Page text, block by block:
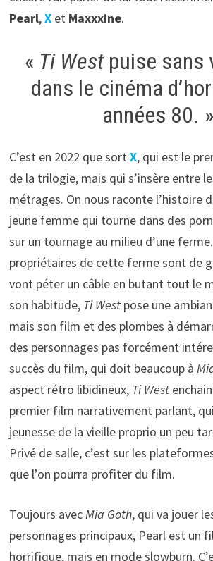
Pearl,Xet Maxxxine.
« Ti Westpuise sans
dans le cinéma
années 80. »
C’est en 2022 que sortX, qui est le
de la trilogie, mais qui s’insère entre
métrages. On nous raconte l’histoire
jeune femme qui tourne dans des
sur un tournage au milieu d’une
propriétaires de cette ferme sont de
vont péter un câble en butant tout le
son habitude, Ti Westpose une
mais son film et des plombes à
des personnages pas forcément
succès du film, qui doit beaucoup à
aspect rétro libidineux, Ti West
premier film narrativement parlant,
jeunesse de la vieille proprio un peu
Privé de salle, c’est sur les
que l’on pourra profiter du film.
Toujours avecMia Goth, qui va jouer
personnages principaux, Pearl est un
horrifique, mais en mode slowburn.